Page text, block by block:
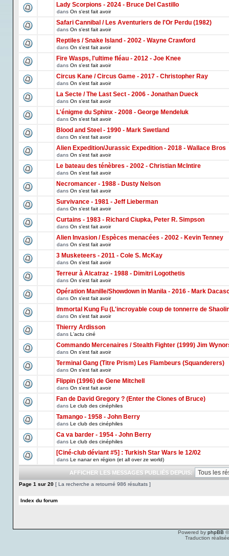
Lady Scorpions - 2024 - Bruce Del Castillo
dans On s'est fait avoir
Safari Cannibal / Les Aventuriers de l'Or Perdu (1982)
dans On s'est fait avoir
Reptiles / Snake Island - 2002 - Wayne Crawford
dans On s'est fait avoir
Fire Wasps, l'ultime fléau - 2012 - Joe Knee
dans On s'est fait avoir
Circus Kane / Circus Game - 2017 - Christopher Ray
dans On s'est fait avoir
La Secte / The Last Sect - 2006 - Jonathan Dueck
dans On s'est fait avoir
L'énigme du Sphinx - 2008 - George Mendeluk
dans On s'est fait avoir
Blood and Steel - 1990 - Mark Swetland
dans On s'est fait avoir
Alien Expedition/Jurassic Expedition - 2018 - Wallace Bros
dans On s'est fait avoir
Le bateau des ténèbres - 2002 - Christian McIntire
dans On s'est fait avoir
Necromancer - 1988 - Dusty Nelson
dans On s'est fait avoir
Survivance - 1981 - Jeff Lieberman
dans On s'est fait avoir
Curtains - 1983 - Richard Ciupka, Peter R. Simpson
dans On s'est fait avoir
Alien Invasion / Espèces menacées - 2002 - Kevin Tenney
dans On s'est fait avoir
3 Musketeers - 2011 - Cole S. McKay
dans On s'est fait avoir
Terreur à Alcatraz - 1988 - Dimitri Logothetis
dans On s'est fait avoir
Opération Manille/Showdown in Manila - 2016 - Mark
dans On s'est fait avoir
Immortal Kung Fu (L'incroyable coup de tonnerre de
dans On s'est fait avoir
Thierry Ardisson
dans L'actu ciné
Commando Mercenaires / Stealth Fighter (1999) Jim
dans On s'est fait avoir
Terminal Gang (Titre Prism) Les Flambeurs (Squanderers)
dans On s'est fait avoir
Flippin (1996) de Gene Mitchell
dans On s'est fait avoir
Fan de David Gregory ? (Enter the Clones of Bruce)
dans Le club des cinéphiles
Tamango - 1958 - John Berry
dans Le club des cinéphiles
Ca va barder - 1954 - John Berry
dans Le club des cinéphiles
[Ciné-club déviant #5] : Turkish Star Wars le 12/02
dans Le nanar en région (et all over ze world)
AFFICHER LES MESSAGES PUBLIÉS DEPUIS:
Page 1 sur 20 [ La recherche a retourné 986 résultats ]
Index du forum
Powered by phpBB
Traduction